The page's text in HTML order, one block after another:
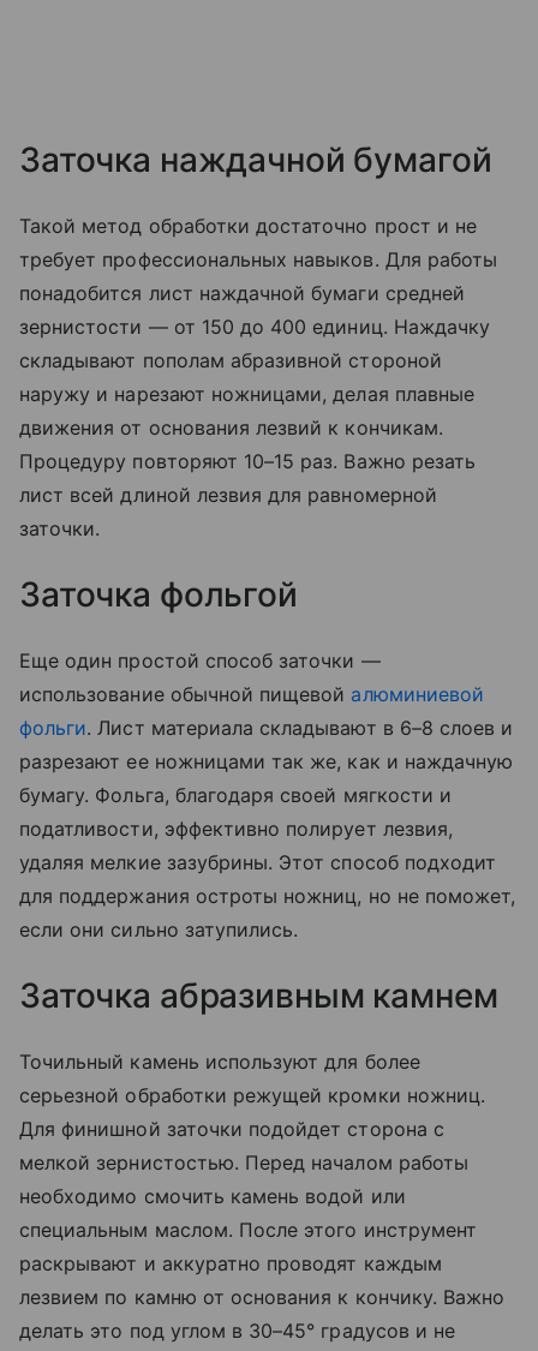
Заточка наждачной бумагой
Такой метод обработки достаточно прост и не
требует профессиональных навыков. Для работы
понадобится лист наждачной бумаги средней
зернистости — от 150 до 400 единиц. Наждачку
складывают пополам абразивной стороной
наружу и нарезают ножницами, делая плавные
движения от основания лезвий к кончикам.
Процедуру повторяют 10–15 раз. Важно резать
лист всей длиной лезвия для равномерной
заточки.
Заточка фольгой
Еще один простой способ заточки —
использование обычной пищевой алюминиевой
фольги. Лист материала складывают в 6–8 слоев и
разрезают ее ножницами так же, как и наждачную
бумагу. Фольга, благодаря своей мягкости и
податливости, эффективно полирует лезвия,
удаляя мелкие зазубрины. Этот способ подходит
для поддержания остроты ножниц, но не поможет,
если они сильно затупились.
Заточка абразивным камнем
Точильный камень используют для более
серьезной обработки режущей кромки ножниц.
Для финишной заточки подойдет сторона с
мелкой зернистостью. Перед началом работы
необходимо смочить камень водой или
специальным маслом. После этого инструмент
раскрывают и аккуратно проводят каждым
лезвием по камню от основания к кончику. Важно
делать это под углом в 30–45° градусов и не